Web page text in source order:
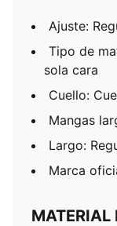
Ajuste:
Tipo de
sola cara
Cuello:
Mangas
Largo:
Marca
MATERIAL